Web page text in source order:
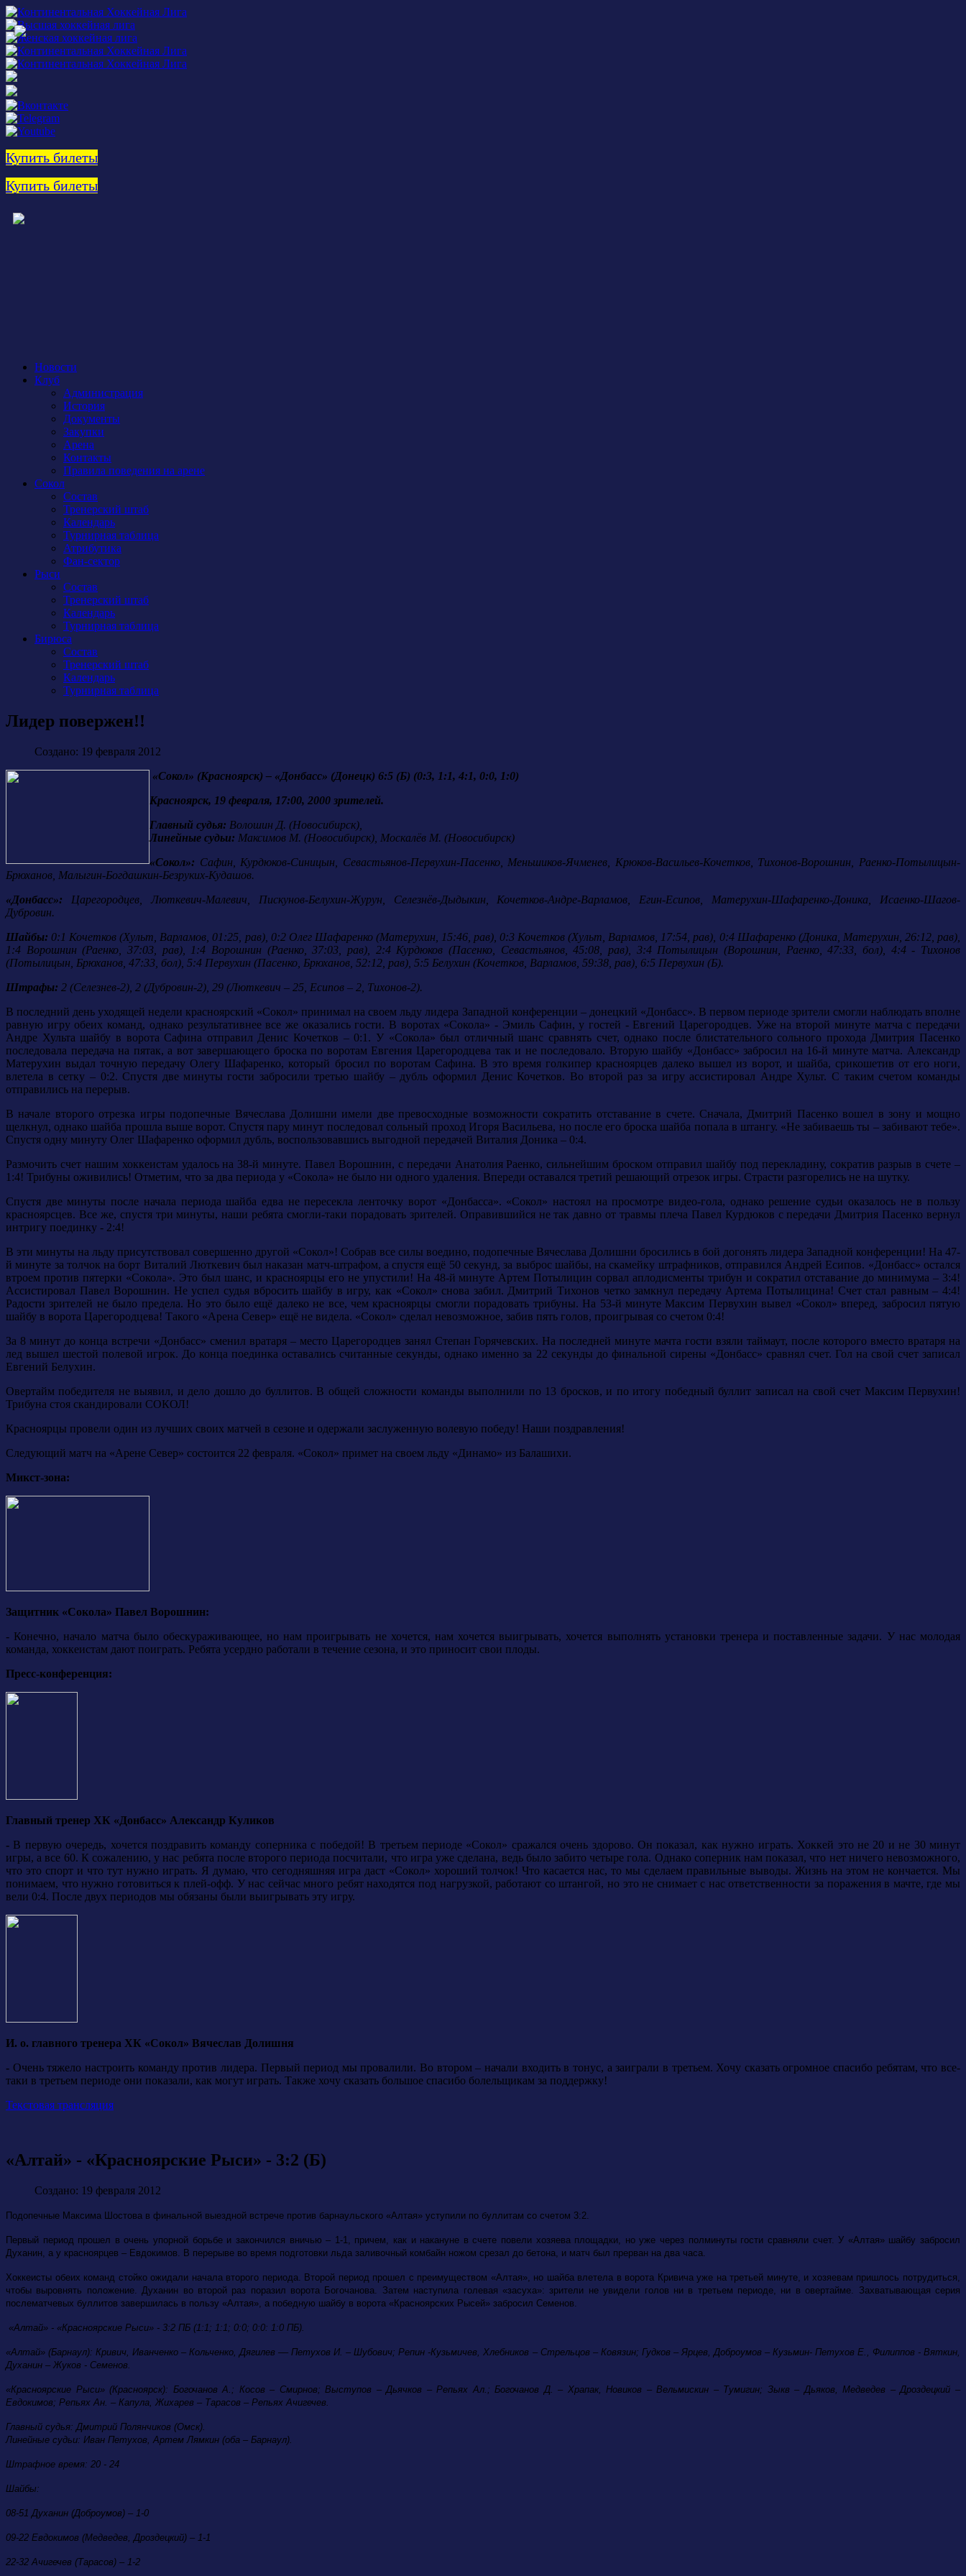
Купить билеты
Купить билеты
Новости
Клуб
Администрация
История
Документы
Закупки
Арена
Контакты
Правила поведения на арене
Сокол
Состав
Тренерский штаб
Календарь
Турнирная таблица
Атрибутика
Фан-сектор
Рыси
Состав
Тренерский штаб
Календарь
Турнирная таблица
Бирюса
Состав
Тренерский штаб
Календарь
Турнирная таблица
Лидер повержен!!
Создано: 19 февраля 2012
«Сокол» (Красноярск) – «Донбасс» (Донецк) 6:5 (Б) (0:3, 1:1, 4:1, 0:0, 1:0)
Красноярск, 19 февраля, 17:00, 2000 зрителей.
Главный судья: Волошин Д. (Новосибирск),
Линейные судьи: Максимов М. (Новосибирск), Москалёв М. (Новосибирск)
«Сокол»: Сафин, Курдюков-Синицын, Севастьянов-Первухин-Пасенко, Меньшиков-Ячменев, Крюков-Васильев-Кочетков, Тихонов-Ворошнин, Раенко-Потылицын-
Брюханов, Малыгин-Богдашкин-Безруких-Кудашов.
«Донбасс»: Царегородцев, Люткевич-Малевич, Пискунов-Белухин-Журун, Селезнёв-Дыдыкин, Кочетков-Андре-Варламов, Егин-Есипов, Матерухин-Шафаренко-Доника, Исаенко-Шагов-
Дубровин.
Шайбы: 0:1 Кочетков (Хульт, Варламов, 01:25, рав), 0:2 Олег Шафаренко (Матерухин, 15:46, рав), 0:3 Кочетков (Хульт, Варламов, 17:54, рав), 0:4 Шафаренко (Доника, Матерухин, 26:12, рав),
1:4 Ворошнин (Раенко, 37:03, рав), 1:4 Ворошнин (Раенко, 37:03, рав), 2:4 Курдюков (Пасенко, Севастьянов, 45:08, рав), 3:4 Потылицын (Ворошнин, Раенко, 47:33, бол), 4:4 - Тихонов
(Потылицын, Брюханов, 47:33, бол), 5:4 Первухин (Пасенко, Брюханов, 52:12, рав), 5:5 Белухин (Кочетков, Варламов, 59:38, рав), 6:5 Первухин (Б).
Штрафы: 2 (Селезнев-2), 2 (Дубровин-2), 29 (Люткевич – 25, Есипов – 2, Тихонов-2).
В последний день уходящей недели красноярский «Сокол» принимал на своем льду лидера Западной конференции – донецкий «Донбасс». В первом периоде зрители смогли наблюдать вполне
равную игру обеих команд, однако результативнее все же оказались гости. В воротах «Сокола» - Эмиль Сафин, у гостей - Евгений Царегородцев. Уже на второй минуте матча с передачи
Андре Хульта шайбу в ворота Сафина отправил Денис Кочетков – 0:1. У «Сокола» был отличный шанс сравнять счет, однако после блистательного сольного прохода Дмитрия Пасенко
последовала передача на пятак, а вот завершающего броска по воротам Евгения Царегородцева так и не последовало. Вторую шайбу «Донбасс» забросил на 16-й минуте матча. Александр
Матерухин выдал точную передачу Олегу Шафаренко, который бросил по воротам Сафина. В это время голкипер красноярцев далеко вышел из ворот, и шайба, срикошетив от его ноги,
влетела в сетку – 0:2. Спустя две минуты гости забросили третью шайбу – дубль оформил Денис Кочетков. Во второй раз за игру ассистировал Андре Хульт. С таким счетом команды
отправились на перерыв.
В начале второго отрезка игры подопечные Вячеслава Долишни имели две превосходные возможности сократить отставание в счете. Сначала, Дмитрий Пасенко вошел в зону и мощно
щелкнул, однако шайба прошла выше ворот. Спустя пару минут последовал сольный проход Игоря Васильева, но после его броска шайба попала в штангу. «Не забиваешь ты – забивают тебе».
Спустя одну минуту Олег Шафаренко оформил дубль, воспользовавшись выгодной передачей Виталия Доника – 0:4.
Размочить счет нашим хоккеистам удалось на 38-й минуте. Павел Ворошнин, с передачи Анатолия Раенко, сильнейшим броском отправил шайбу под перекладину, сократив разрыв в счете –
1:4! Трибуны оживились! Отметим, что за два периода у «Сокола» не было ни одного удаления. Впереди оставался третий решающий отрезок игры. Страсти разгорелись не на шутку.
Спустя две минуты после начала периода шайба едва не пересекла ленточку ворот «Донбасса». «Сокол» настоял на просмотре видео-гола, однако решение судьи оказалось не в пользу
красноярсцев. Все же, спустя три минуты, наши ребята смогли-таки порадовать зрителей. Оправившийся не так давно от травмы плеча Павел Курдюков с передачи Дмитрия Пасенко вернул
интригу поединку - 2:4!
В эти минуты на льду присутствовал совершенно другой «Сокол»! Собрав все силы воедино, подопечные Вячеслава Долишни бросились в бой догонять лидера Западной конференции! На 47-
й минуте за толчок на борт Виталий Люткевич был наказан матч-штрафом, а спустя ещё 50 секунд, за выброс шайбы, на скамейку штрафников, отправился Андрей Есипов. «Донбасс» остался
втроем против пятерки «Сокола». Это был шанс, и красноярцы его не упустили! На 48-й минуте Артем Потылицин сорвал аплодисменты трибун и сократил отставание до минимума – 3:4!
Ассистировал Павел Ворошнин. Не успел судья вбросить шайбу в игру, как «Сокол» снова забил. Дмитрий Тихонов четко замкнул передачу Артема Потылицина! Счет стал равным – 4:4!
Радости зрителей не было предела. Но это было ещё далеко не все, чем красноярцы смогли порадовать трибуны. На 53-й минуте Максим Первухин вывел «Сокол» вперед, забросил пятую
шайбу в ворота Царегородцева! Такого «Арена Север» ещё не видела. «Сокол» сделал невозможное, забив пять голов, проигрывая со счетом 0:4!
За 8 минут до конца встречи «Донбасс» сменил вратаря – место Царегородцев занял Степан Горячевских. На последней минуте мачта гости взяли таймаут, после которого вместо вратаря на
лед вышел шестой полевой игрок. До конца поединка оставались считанные секунды, однако именно за 22 секунды до финальной сирены «Донбасс» сравнял счет. Гол на свой счет записал
Евгений Белухин.
Овертайм победителя не выявил, и дело дошло до буллитов. В общей сложности команды выполнили по 13 бросков, и по итогу победный буллит записал на свой счет Максим Первухин!
Трибуна стоя скандировали СОКОЛ!
Красноярцы провели один из лучших своих матчей в сезоне и одержали заслуженную волевую победу! Наши поздравления!
Следующий матч на «Арене Север» состоится 22 февраля. «Сокол» примет на своем льду «Динамо» из Балашихи.
Микст-зона:
Защитник «Сокола» Павел Ворошнин:
- Конечно, начало матча было обескураживающее, но нам проигрывать не хочется, нам хочется выигрывать, хочется выполнять установки тренера и поставленные задачи. У нас молодая
команда, хоккеистам дают поиграть. Ребята усердно работали в течение сезона, и это приносит свои плоды.
Пресс-конференция:
Главный тренер ХК «Донбасс» Александр Куликов
- В первую очередь, хочется поздравить команду соперника с победой! В третьем периоде «Сокол» сражался очень здорово. Он показал, как нужно играть. Хоккей это не 20 и не 30 минут
игры, а все 60. К сожалению, у нас ребята после второго периода посчитали, что игра уже сделана, ведь было забито четыре гола. Однако соперник нам показал, что нет ничего невозможного,
что это спорт и что тут нужно играть. Я думаю, что сегодняшняя игра даст «Сокол» хороший толчок! Что касается нас, то мы сделаем правильные выводы. Жизнь на этом не кончается. Мы
понимаем, что нужно готовиться к плей-офф. У нас сейчас много ребят находятся под нагрузкой, работают со штангой, но это не снимает с нас ответственности за поражения в мачте, где мы
вели 0:4. После двух периодов мы обязаны были выигрывать эту игру.
И. о. главного тренера ХК «Сокол» Вячеслав Долишня
- Очень тяжело настроить команду против лидера. Первый период мы провалили. Во втором – начали входить в тонус, а заиграли в третьем. Хочу сказать огромное спасибо ребятам, что все-
таки в третьем периоде они показали, как могут играть. Также хочу сказать большое спасибо болельщикам за поддержку!
Текстовая трансляция
«Алтай» - «Красноярские Рыси» - 3:2 (Б)
Создано: 19 февраля 2012
Подопечные Максима Шостова в финальной выездной встрече против барнаульского «Алтая» уступили по буллитам со счетом 3:2.
Первый период прошел в очень упорной борьбе и закончился вничью – 1-1, причем, как и накануне в счете повели хозяева площадки, но уже через полминуты гости сравняли счет. У «Алтая» шайбу забросил
Духанин, а у красноярцев – Евдокимов. В перерыве во время подготовки льда заливочный комбайн ножом срезал до бетона, и матч был прерван на два часа.
Хоккеисты обеих команд стойко ожидали начала второго периода. Второй период прошел с преимуществом «Алтая», но шайба влетела в ворота Кривича уже на третьей минуте, и хозяевам пришлось потрудиться,
чтобы выровнять положение. Духанин во второй раз поразил ворота Богочанова. Затем наступила голевая «засуха»: зрители не увидели голов ни в третьем периоде, ни в овертайме. Захватывающая серия
послематчевых буллитов завершилась в пользу «Алтая», а победную шайбу в ворота «Красноярских Рысей» забросил Семенов.
«Алтай» - «Красноярские Рыси» - 3:2 ПБ (1:1; 1:1; 0:0; 0:0: 1:0 ПБ).
«Алтай» (Барнаул): Кривич, Иванченко – Кольченко, Дягилев –– Петухов И. – Шубович; Репин -Кузьмичев, Хлебников – Стрельцов – Ковязин; Гудков – Ярцев, Доброумов – Кузьмин- Петухов Е., Филиппов - Вяткин,
Духанин – Жуков - Семенов.
«Красноярские Рыси» (Красноярск): Богочанов А.; Косов – Смирнов; Выступов – Дьячков – Репьях Ал.; Богочанов Д. – Храпак, Новиков – Вельмискин – Тумигин; Зыкв – Дьяков, Медведев – Дроздецкий –
Евдокимов; Репьях Ан. – Капула, Жихарев – Тарасов – Репьях Ачигечев.
Главный судья: Дмитрий Полянчиков (Омск).
Линейные судьи: Иван Петухов, Артем Лямкин (оба – Барнаул).
Штрафное время: 20 - 24
Шайбы:
08-51 Духанин (Доброумов) – 1-0
09-22 Евдокимов (Медведев, Дроздецкий) – 1-1
22-32 Ачигечев (Тарасов) – 1-2